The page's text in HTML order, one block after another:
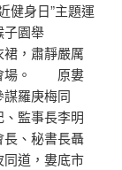
健身日”主題運
子園舉
，肅靜嚴厲
會場。 原婁
羅庚梅同
、監事長李明
、秘書長聶
道，婁底市